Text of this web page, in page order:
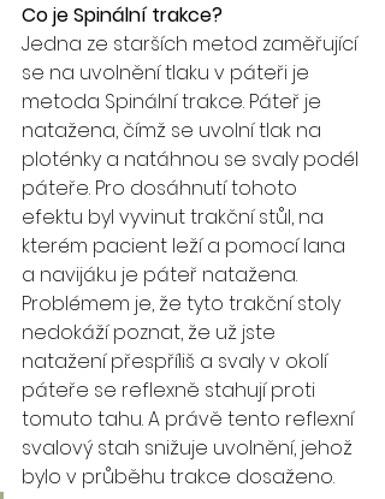
Co je Spinální trakce?
Jedna ze starších metod zaměřující
se na uvolnění tlaku v páteři je
metoda Spinální trakce. Páteř je
natažena, čímž se uvolní tlak na
ploténky a natáhnou se svaly podél
páteře. Pro dosáhnutí tohoto
efektu byl vyvinut trakční stůl, na
kterém pacient leží a pomocí lana
a navijáku je páteř natažena.
Problémem je, že tyto trakční stoly
nedokáží poznat, že už jste
natažení přespříliš a svaly v okolí
páteře se reflexně stahují proti
tomuto tahu. A právě tento reflexní
svalový stah snižuje uvolnění, jehož
bylo v průběhu trakce dosaženo.